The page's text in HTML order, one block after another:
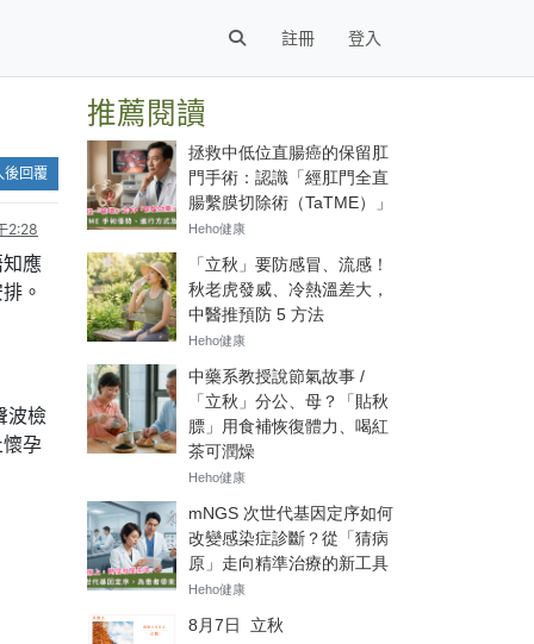
註冊 登入
後回覆
2:28
應
。
波檢
孕
推薦閱讀